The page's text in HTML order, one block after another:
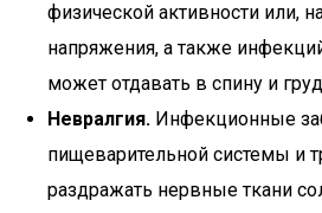
физической активности или,
напряжения, а также
может отдавать в спину и
Невралгия. Инфекционные
пищеварительной системы и
раздражать нервные ткани